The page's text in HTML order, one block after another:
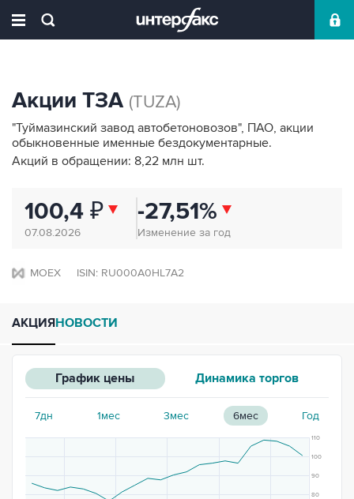
Акции ТЗА (TUZA)
"Туймазинский завод автобетоновозов", ПАО, акции
обыкновенные именные бездокументарные.
Акций в обращении: 8,22 млн шт.
100,4 ₽
07.08.2026
-27,51%
Изменение за год
MOEX ISIN: RU000A0HL7A2
АКЦИЯНОВОСТИ
График цены Динамика торгов
7дн 1мес 3мес 6мес Год
80
90
100
110